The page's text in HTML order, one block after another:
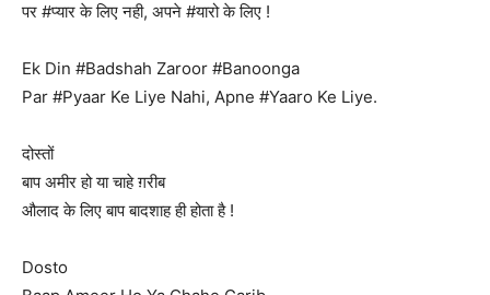
पर #प्यार के लिए नही, अपने #यारो के लिए !
Ek Din #Badshah Zaroor #Banoonga
Par #Pyaar Ke Liye Nahi, Apne #Yaaro Ke Liye.
दोस्तों
बाप अमीर हो या चाहे ग़रीब
औलाद के लिए बाप बादशाह ही होता है !
Dosto